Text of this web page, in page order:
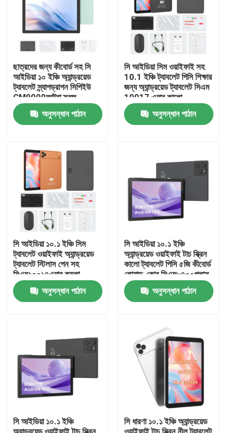
পণ্য
ভিডিও
আমাদের সম্পর্কে
কারখানা ভ্রমণ
আমাদের সাথে যোগাযোগ করুন
খবর
উদ্ধৃতির জন্য আবেদন
ছাত্রদের জন্য কীবোর্ড সহ সি
আইডিয়া ১০ ইঞ্চি অ্যান্ড্রয়েড
ট্যাবলেট স্ন্যাপড্রাগন সিপিইউ
CM9000আল্ট্রা সবুজ
অনুসন্ধান পাঠান
সি আইডিয়া সিম ওয়াইফাই সহ
10.1 ইঞ্চি ট্যাবলেট পিসি শিক্ষার
জন্য অ্যান্ড্রয়েড ট্যাবলেট সিএম
10017 এয়ার কালো
অনুসন্ধান পাঠান
সি আইডিয়া ১০.১ ইঞ্চি সিম
ট্যাবলেট ওয়াইফাই অ্যান্ড্রয়েড
ট্যাবলেট স্টিলাস পেন সহ
সিএম১০০১৭এয়ার কমলা
অনুসন্ধান পাঠান
সি আইডিয়া ১০.১ ইঞ্চি
অ্যান্ড্রয়েড ওয়াইফাই টাচ স্ক্রিন
কালো ট্যাবলেট পিসি ৫জি কীবোর্ড
কোয়াড-কোর সিএম৮৭০০প্লাস
অনুসন্ধান পাঠান
সি আইডিয়া ১০.১ ইঞ্চি
সি ধারণা ১০.১ ইঞ্চি অ্যান্ড্রয়েড